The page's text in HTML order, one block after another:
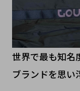
世界で最も知名
ブランドを思い